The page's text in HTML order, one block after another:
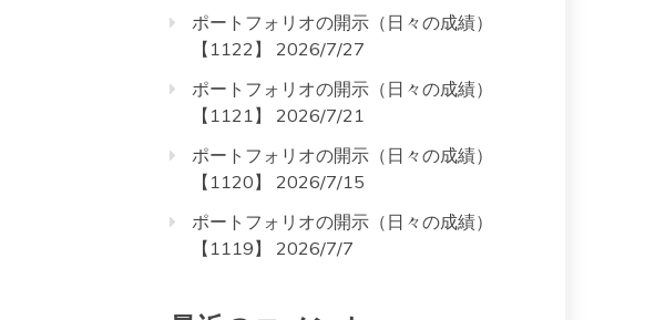
ポートフォリオの開示（日々の成績）
【1122】 2026/7/27
ポートフォリオの開示（日々の成績）
【1121】 2026/7/21
ポートフォリオの開示（日々の成績）
【1120】 2026/7/15
ポートフォリオの開示（日々の成績）
【1119】 2026/7/7